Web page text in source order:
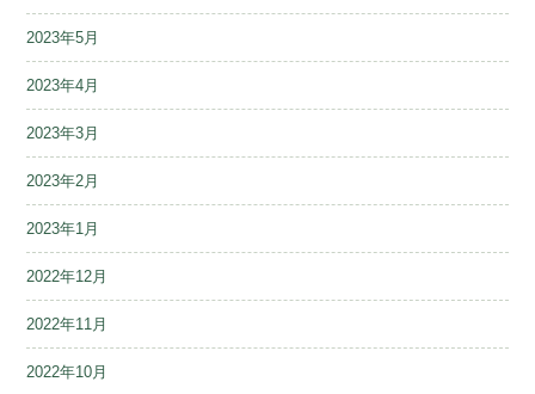
2023年5月
2023年4月
2023年3月
2023年2月
2023年1月
2022年12月
2022年11月
2022年10月